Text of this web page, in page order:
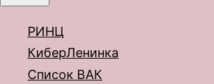
РИНЦ
КиберЛенинка
Список ВАК